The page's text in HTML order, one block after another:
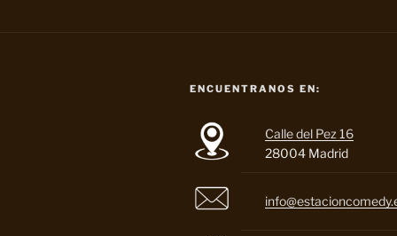
ENCUENTRANOS EN:
Calle del Pez 16
28004 Madrid